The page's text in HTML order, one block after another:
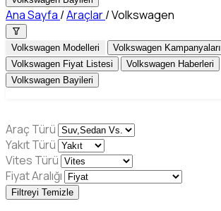
Ana Sayfa /Araçlar/Volkswagen
Volkswagen Modelleri
Volkswagen Kampanyaları
Volkswagen Fiyat Listesi
Volkswagen Haberleri
Volkswagen Bayileri
Araç Türü
Yakıt Türü
Vites Türü
Fiyat Aralığı
Filtreyi Temizle